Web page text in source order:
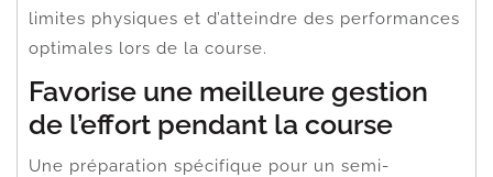
limites physiques et d’atteindre des performances
optimales lors de la course.
Favorise une meilleure gestion
de l’effort pendant la course
Une préparation spécifique pour un semi-